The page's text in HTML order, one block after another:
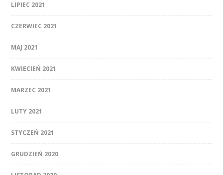
LIPIEC 2021
CZERWIEC 2021
MAJ 2021
KWIECIEŃ 2021
MARZEC 2021
LUTY 2021
STYCZEŃ 2021
GRUDZIEŃ 2020